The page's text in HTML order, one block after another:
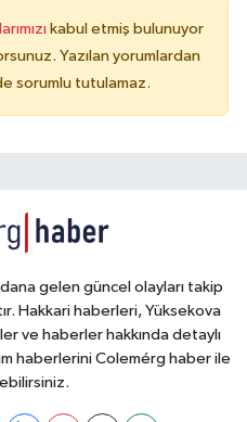
kabul etmiş bulunuyor
Yazılan yorumlardan
sorumlu tutulamaz.
gelen güncel olayları takip
Hakkari haberleri, Yüksekova
ve haberler hakkında detaylı
haberlerini Colemérg haber ile